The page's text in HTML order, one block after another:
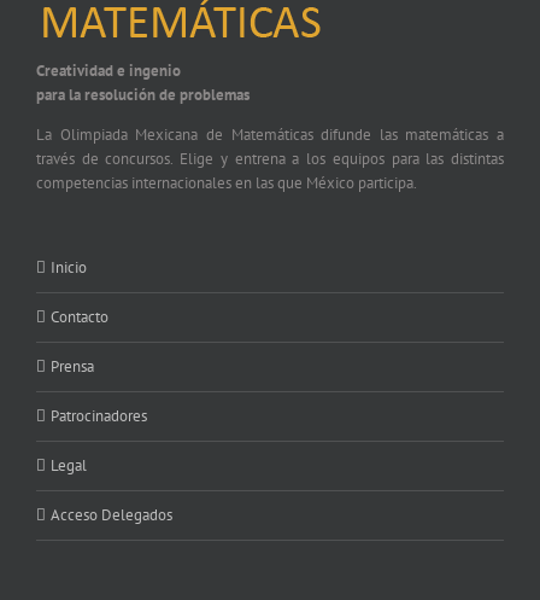
Creatividad e ingenio
para la resolución de problemas
La Olimpiada Mexicana de Matemáticas difunde las matemáticas a
través de concursos. Elige y entrena a los equipos para las distintas
competencias internacionales en las que México participa.
Inicio
Contacto
Prensa
Patrocinadores
Legal
Acceso Delegados